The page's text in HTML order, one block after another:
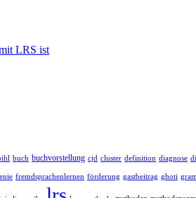
LRS ist
buch buchvorstellung cjd cluster definition diagnose
fremdsprachenlernen förderung gastbeitrag ghoti